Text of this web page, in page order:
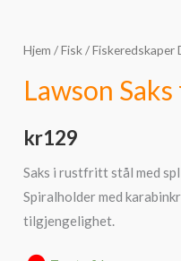
Hjem /Fisk/Fiskeredskaper
Lawson
kr129
Saks i rustfritt stål med
Spiralholder med
tilgjengelighet.